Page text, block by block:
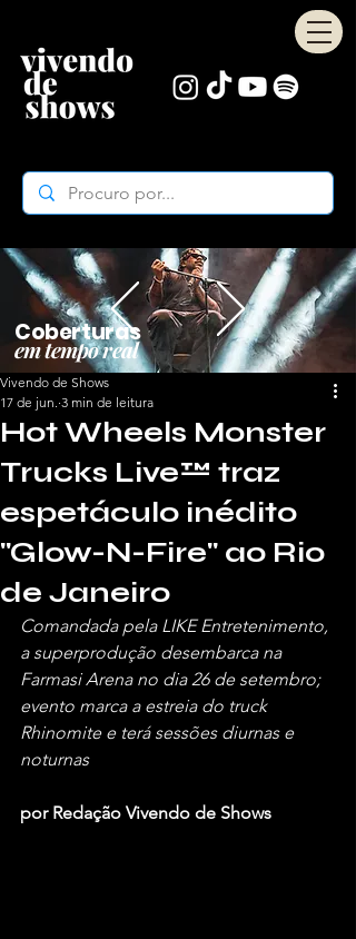
Coberturas
em tempo real
Hot Wheels Monster
Trucks Live™ traz
espetáculo inédito
"Glow-N-Fire" ao Rio
de Janeiro
Vivendo de Shows
17 de jun. 3 min de leitura
Comandada pela LIKE Entretenimento,
a superprodução desembarca na
Farmasi Arena no dia 26 de setembro;
evento marca a estreia do truck
Rhinomite e terá sessões diurnas e
noturnas
por Redação Vivendo de Shows